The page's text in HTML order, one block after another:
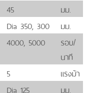
45
มม.
Dia 350, 300
มม.
4000, 5000
รอบ/
นาที
5
แรงม้า
Dia 125
มม.